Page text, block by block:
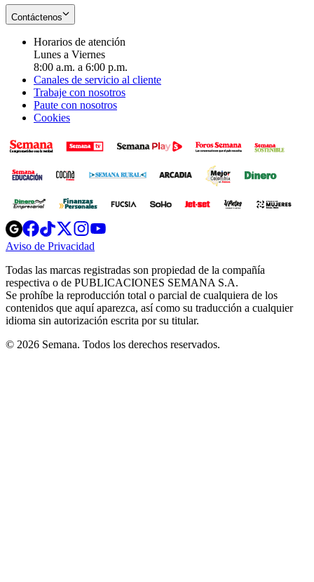
Contáctenos
Horarios de atención
Lunes a Viernes
8:00 a.m. a 6:00 p.m.
Canales de servicio al cliente
Trabaje con nosotros
Paute con nosotros
Cookies
Opens
in
new
Opens
in
new
Opens
in
new
window
Opens
new
windowwindow
Aviso de Privacidad
new
window
Todas las marcas registradas son propiedad de la compañía
respectiva o de PUBLICACIONES SEMANA S.A.
Se prohíbe la reproducción total o parcial de cualquiera de los
contenidos que aquí aparezca, así como su traducción a cualquier
idioma sin autorización escrita por su titular.
© 2026 Semana. Todos los derechos reservados.